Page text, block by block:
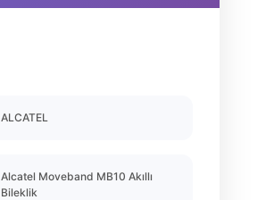
ALCATEL
Alcatel Moveband MB10 Akıllı
Bileklik